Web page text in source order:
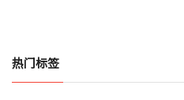
热门标签